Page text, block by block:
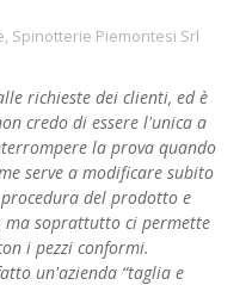
Spinotterie Piemontesi Srl
richieste dei clienti, ed è
credo di essere l'unica a
la prova quando
serve a modificare subito
del prodotto e
ma soprattutto ci permette
i pezzi conformi.
un'azienda “taglia e